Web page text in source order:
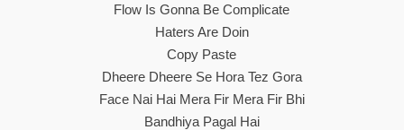
Flow Is Gonna Be Complicate
Haters Are Doin
Copy Paste
Dheere Dheere Se Hora Tez Gora
Face Nai Hai Mera Fir Mera Fir Bhi
Bandhiya Pagal Hai